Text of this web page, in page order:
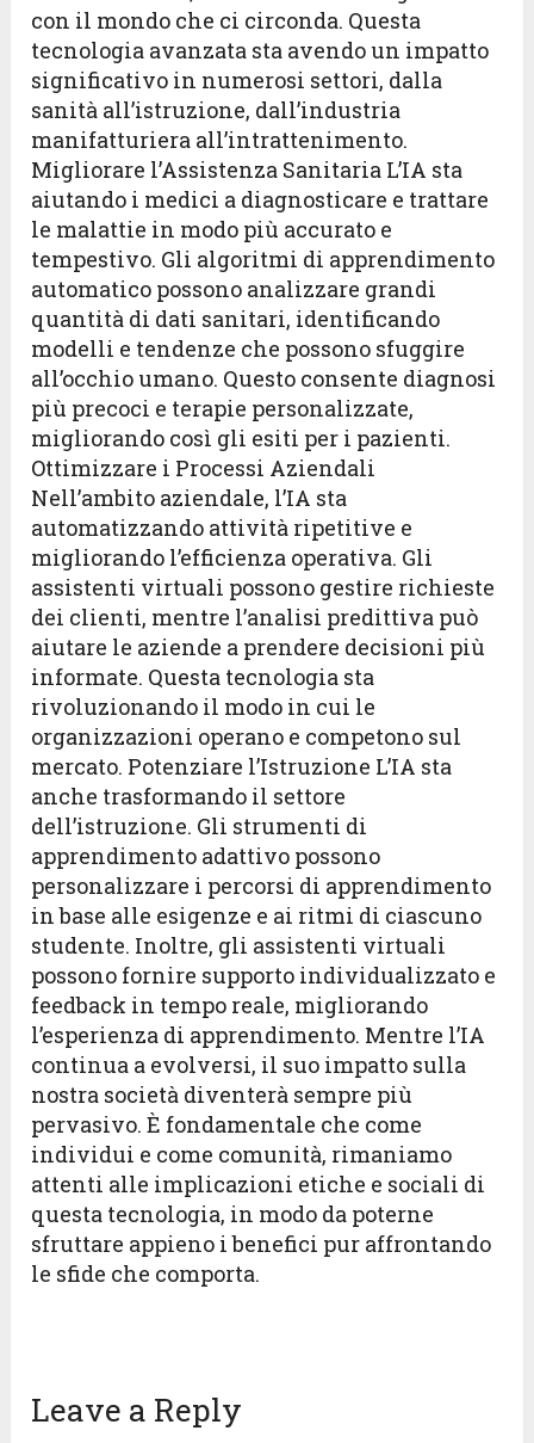
con il mondo che ci circonda. Questa
tecnologia avanzata sta avendo un impatto
significativo in numerosi settori, dalla
sanità all’istruzione, dall’industria
manifatturiera all’intrattenimento.
Migliorare l’Assistenza Sanitaria L’IA sta
aiutando i medici a diagnosticare e trattare
le malattie in modo più accurato e
tempestivo. Gli algoritmi di apprendimento
automatico possono analizzare grandi
quantità di dati sanitari, identificando
modelli e tendenze che possono sfuggire
all’occhio umano. Questo consente diagnosi
più precoci e terapie personalizzate,
migliorando così gli esiti per i pazienti.
Ottimizzare i Processi Aziendali
Nell’ambito aziendale, l’IA sta
automatizzando attività ripetitive e
migliorando l’efficienza operativa. Gli
assistenti virtuali possono gestire richieste
dei clienti, mentre l’analisi predittiva può
aiutare le aziende a prendere decisioni più
informate. Questa tecnologia sta
rivoluzionando il modo in cui le
organizzazioni operano e competono sul
mercato. Potenziare l’Istruzione L’IA sta
anche trasformando il settore
dell’istruzione. Gli strumenti di
apprendimento adattivo possono
personalizzare i percorsi di apprendimento
in base alle esigenze e ai ritmi di ciascuno
studente. Inoltre, gli assistenti virtuali
possono fornire supporto individualizzato e
feedback in tempo reale, migliorando
l’esperienza di apprendimento. Mentre l’IA
continua a evolversi, il suo impatto sulla
nostra società diventerà sempre più
pervasivo. È fondamentale che come
individui e come comunità, rimaniamo
attenti alle implicazioni etiche e sociali di
questa tecnologia, in modo da poterne
sfruttare appieno i benefici pur affrontando
le sfide che comporta.
Leave a Reply